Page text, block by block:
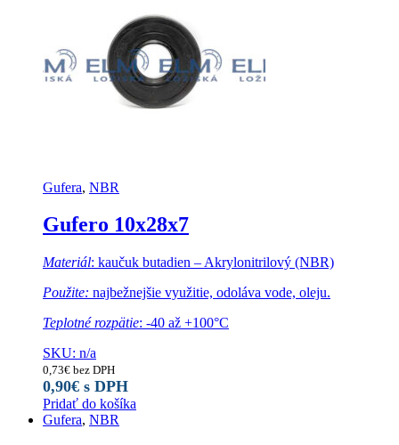
Gufera, NBR
Gufero 10x28x7
Materiál: kaučuk butadien – Akrylonitrilový (NBR)
Použite: najbežnejšie využitie, odoláva vode, oleju.
Teplotné rozpätie: -40 až +100°C
SKU: n/a
0,73€ bez DPH
0,90€ s DPH
Pridať do košíka
Gufera, NBR